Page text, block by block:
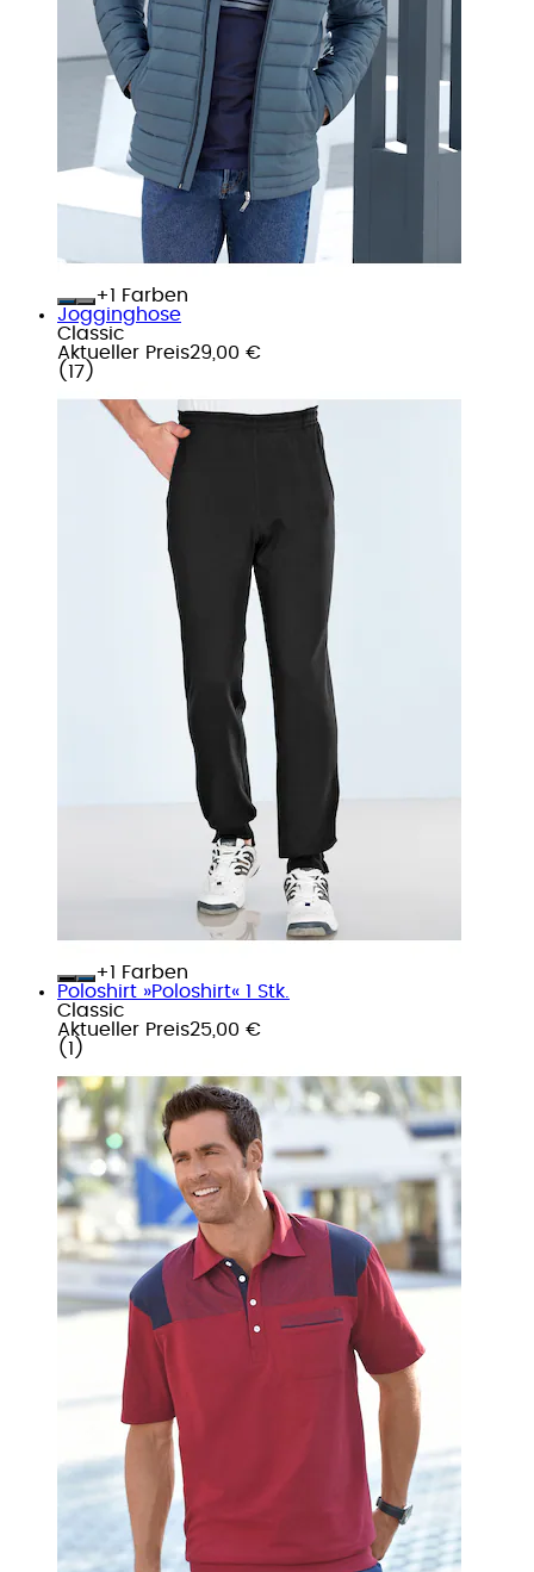
+
Farben
Jogginghose
Classic
Aktueller Preis29,00 €
( 17 )
+
Farben
Poloshirt »Poloshirt« 1 Stk.
Classic
Aktueller Preis25,00 €
( 1 )